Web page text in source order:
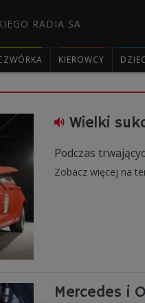
RADIA SA
KIEROWCY
Wielki
Podczas
Zobacz więcej na
Mercedes i